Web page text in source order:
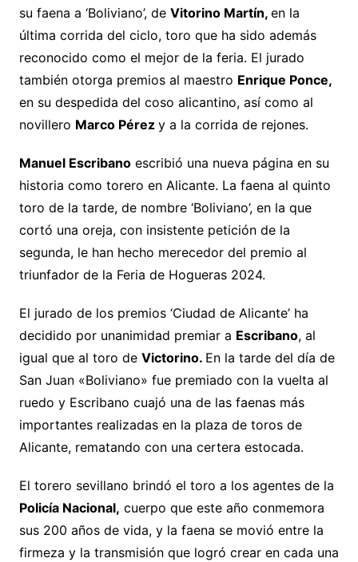
su faena a ‘Boliviano’, de Vitorino Martín, en la
última corrida del ciclo, toro que ha sido además
reconocido como el mejor de la feria. El jurado
también otorga premios al maestro Enrique Ponce,
en su despedida del coso alicantino, así como al
novillero Marco Pérez y a la corrida de rejones.
Manuel Escribanoescribió una nueva página en su
historia como torero en Alicante. La faena al quinto
toro de la tarde, de nombre ‘Boliviano’, en la que
cortó una oreja, con insistente petición de la
segunda, le han hecho merecedor del premio al
triunfador de la Feria de Hogueras 2024.
El jurado de los premios ‘Ciudad de Alicante’ ha
decidido por unanimidad premiar a Escribano, al
igual que al toro de Victorino. En la tarde del día de
San Juan «Boliviano» fue premiado con la vuelta al
ruedo y Escribano cuajó una de las faenas más
importantes realizadas en la plaza de toros de
Alicante, rematando con una certera estocada.
El torero sevillano brindó el toro a los agentes de la
Policía Nacional, cuerpo que este año conmemora
sus 200 años de vida, y la faena se movió entre la
firmeza y la transmisión que logró crear en cada una